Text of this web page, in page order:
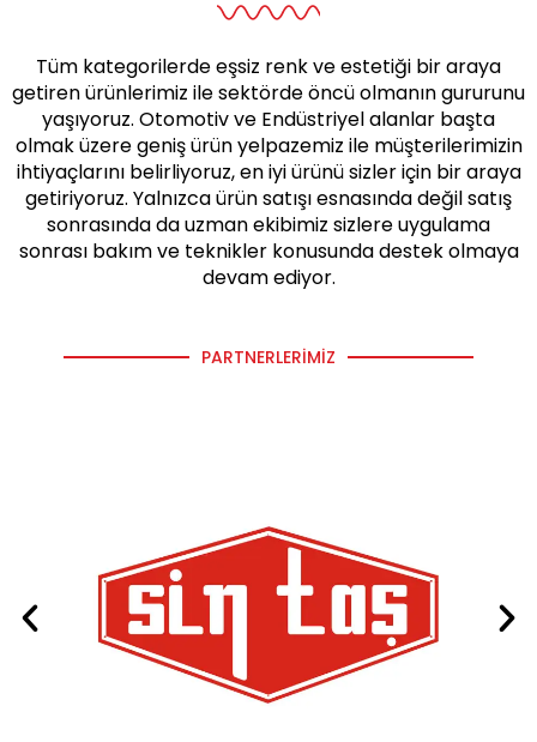
Tüm kategorilerde eşsiz renk ve estetiği bir araya
getiren ürünlerimiz ile sektörde öncü olmanın gururunu
yaşıyoruz. Otomotiv ve Endüstriyel alanlar başta
olmak üzere geniş ürün yelpazemiz ile müşterilerimizin
ihtiyaçlarını belirliyoruz, en iyi ürünü sizler için bir araya
getiriyoruz. Yalnızca ürün satışı esnasında değil satış
sonrasında da uzman ekibimiz sizlere uygulama
sonrası bakım ve teknikler konusunda destek olmaya
devam ediyor.
PARTNERLERIMIZ